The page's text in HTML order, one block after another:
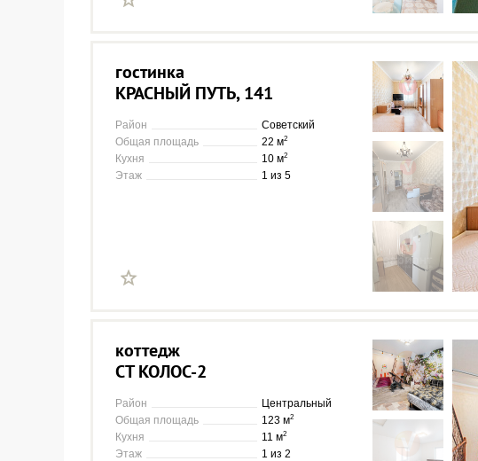
гостинка
КРАСНЫЙ ПУТЬ, 141
Район
Советский
Общая площадь
22 м2
Кухня 10 м2
Этаж 1 из 5
коттедж
СТ КОЛОС-2
Район
Центральный
Общая площадь
123 м2
Кухня 11 м2
Этаж 1 из 2